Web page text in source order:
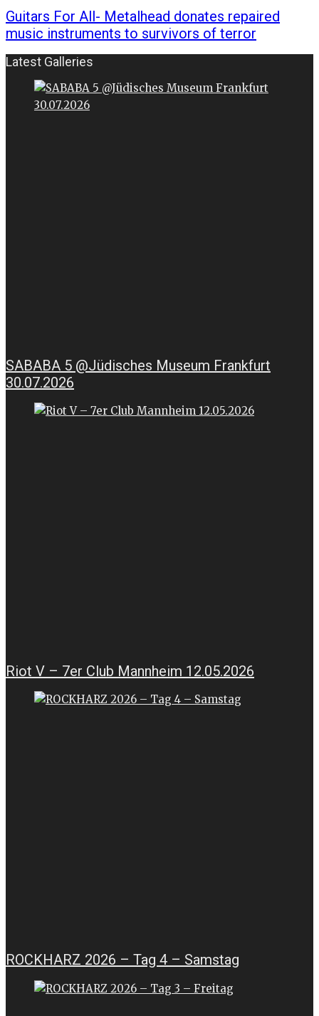
Guitars For All- Metalhead donates repaired
music instruments to survivors of terror
Latest Galleries
SABABA 5 @Jüdisches Museum Frankfurt
30.07.2026
Riot V – 7er Club Mannheim 12.05.2026
ROCKHARZ 2026 – Tag 4 – Samstag